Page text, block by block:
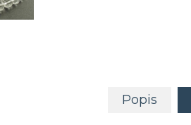
Popis